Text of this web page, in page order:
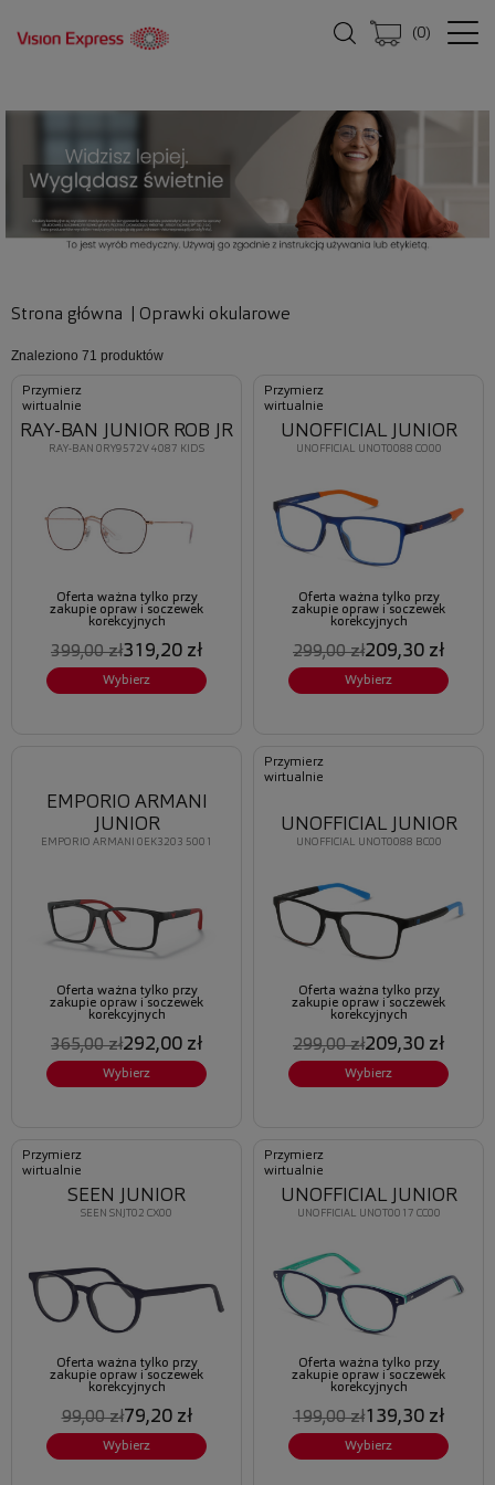
(0)
Strona główna Oprawki okularowe
Znaleziono 71 produktów
Przymierz
wirtualnie
RAY-BAN 0RY9572V 4087 KIDS
RAY-BAN JUNIOR ROB JR
Oferta ważna tylko przy
zakupie opraw i soczewek
korekcyjnych
399,00 zł319,20 zł
Wybierz
Przymierz
wirtualnie
UNOFFICIAL UNOT0088 CO00
UNOFFICIAL JUNIOR
Oferta ważna tylko przy
zakupie opraw i soczewek
korekcyjnych
299,00 zł209,30 zł
Wybierz
EMPORIO ARMANI 0EK3203 5001
EMPORIO ARMANI
JUNIOR
Oferta ważna tylko przy
zakupie opraw i soczewek
korekcyjnych
365,00 zł292,00 zł
Wybierz
Przymierz
wirtualnie
UNOFFICIAL UNOT0088 BC00
UNOFFICIAL JUNIOR
Oferta ważna tylko przy
zakupie opraw i soczewek
korekcyjnych
299,00 zł209,30 zł
Wybierz
Przymierz
wirtualnie
SEEN SNJT02 CX00
SEEN JUNIOR
Oferta ważna tylko przy
zakupie opraw i soczewek
korekcyjnych
99,00 zł79,20 zł
Wybierz
Przymierz
wirtualnie
UNOFFICIAL UNOT0017 CC00
UNOFFICIAL JUNIOR
Oferta ważna tylko przy
zakupie opraw i soczewek
korekcyjnych
199,00 zł139,30 zł
Wybierz